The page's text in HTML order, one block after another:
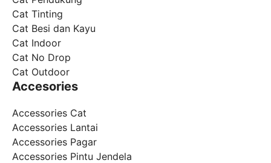
Cat Tinting
Cat Besi dan Kayu
Cat Indoor
Cat No Drop
Cat Outdoor
Accesories
Accessories Cat
Accessories Lantai
Accessories Pagar
Accessories Pintu Jendela